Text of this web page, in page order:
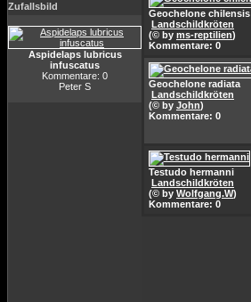
Zufallsbild
Aspidelaps lubricus
infuscatus
Kommentare: 0
Peter S
Geochelone chilensis
Landschildkröten
(© by ms-reptilien)
Kommentare: 0
Geochelone radiata
Landschildkröten
(© by John)
Kommentare: 0
Testudo hermanni
Landschildkröten
(© by Wolfgang.W)
Kommentare: 0